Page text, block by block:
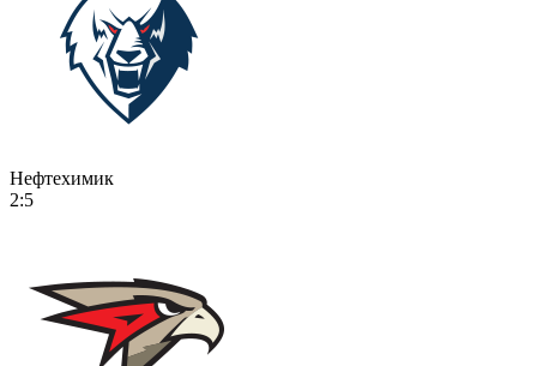
Нефтехимик
2:5